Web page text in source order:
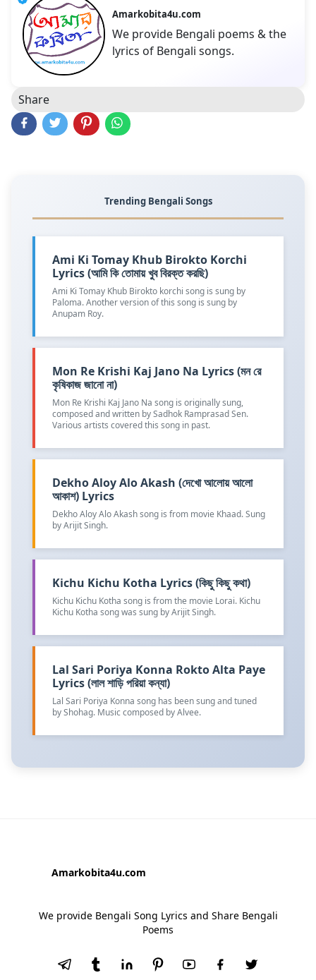
Amarkobita4u.com
We provide Bengali poems & the
lyrics of Bengali songs.
Share
Trending Bengali Songs
Ami Ki Tomay Khub Birokto Korchi
Lyrics (আমি কি তোমায় খুব বিরক্ত করছি)
Ami Ki Tomay Khub Birokto korchi song is sung by
Paloma. Another version of this song is sung by
Anupam Roy.
Mon Re Krishi Kaj Jano Na Lyrics (মন রে
কৃষিকাজ জানো না)
Mon Re Krishi Kaj Jano Na song is originally sung,
composed and written by Sadhok Ramprasad Sen.
Various artists covered this song in past.
Dekho Aloy Alo Akash (দেখো আলোয় আলো
আকাশ) Lyrics
Dekho Aloy Alo Akash song is from movie Khaad. Sung
by Arijit Singh.
Kichu Kichu Kotha Lyrics (কিছু কিছু কথা)
Kichu Kichu Kotha song is from the movie Lorai. Kichu
Kichu Kotha song was sung by Arijit Singh.
Lal Sari Poriya Konna Rokto Alta Paye
Lyrics (লাল শাড়ি পরিয়া কন্যা)
Lal Sari Poriya Konna song has been sung and tuned
by Shohag. Music composed by Alvee.
Amarkobita4u.com
We provide Bengali Song Lyrics and Share Bengali
Poems